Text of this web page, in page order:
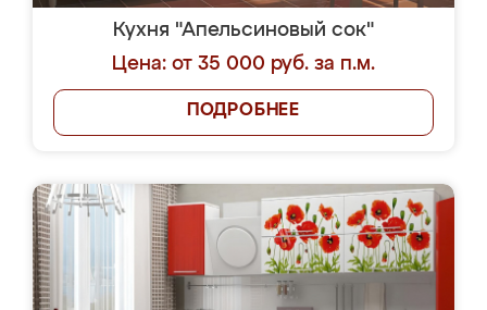
Кухня "Апельсиновый сок"
Цена: от 35 000 руб. за п.м.
ПОДРОБНЕЕ